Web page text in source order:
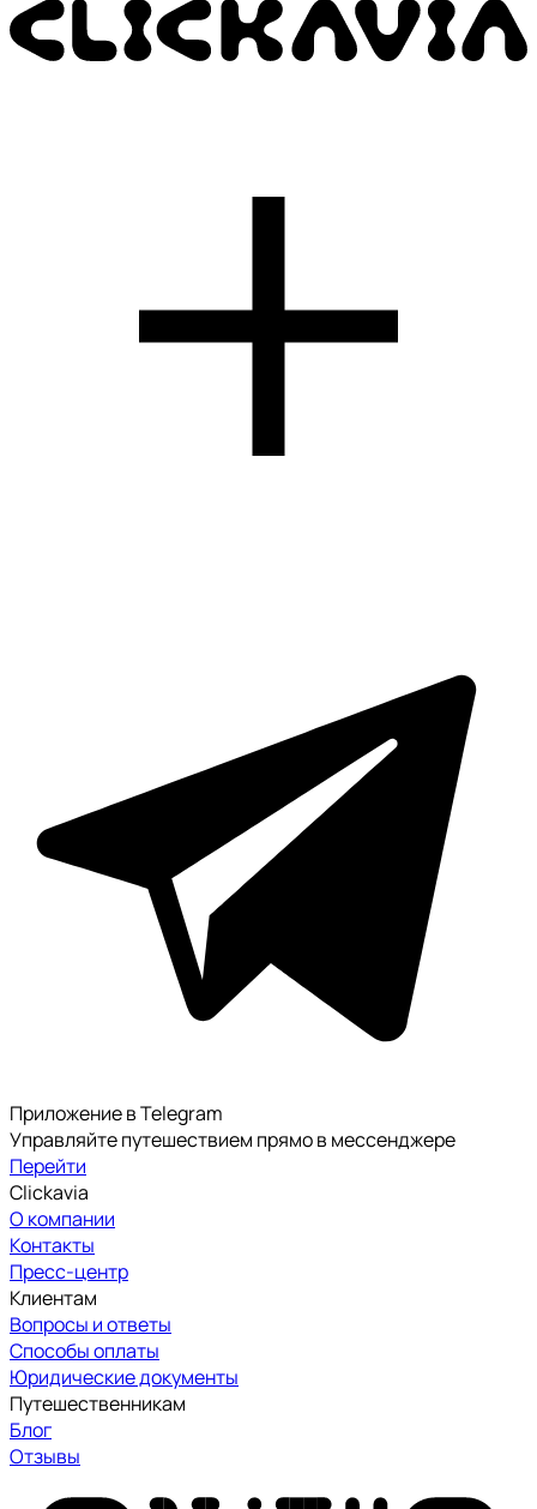
Приложение в Telegram
Управляйте путешествием прямо в мессенджере
Перейти
Clickavia
О компании
Контакты
Пресс-центр
Клиентам
Вопросы и ответы
Способы оплаты
Юридические документы
Путешественникам
Блог
Отзывы